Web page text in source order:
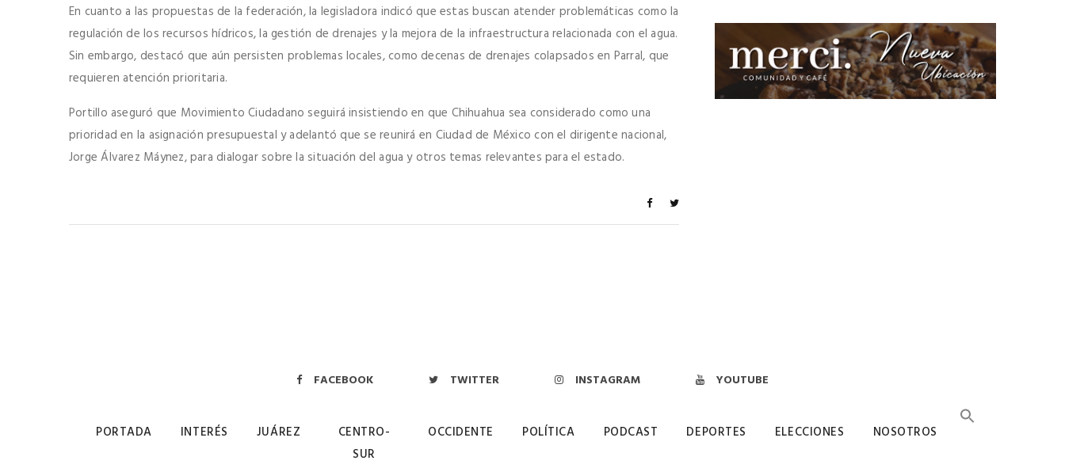
En cuanto a las propuestas de la federación, la legisladora indicó que estas buscan atender problemáticas como la
regulación de los recursos hídricos, la gestión de drenajes y la mejora de la infraestructura relacionada con el agua.
Sin embargo, destacó que aún persisten problemas locales, como decenas de drenajes colapsados en Parral, que
requieren atención prioritaria.
Portillo aseguró que Movimiento Ciudadano seguirá insistiendo en que Chihuahua sea considerado como una
prioridad en la asignación presupuestal y adelantó que se reunirá en Ciudad de México con el dirigente nacional,
Jorge Álvarez Máynez, para dialogar sobre la situación del agua y otros temas relevantes para el estado.
FACEBOOK TWITTER INSTAGRAM YOUTUBE
PORTADA INTERÉS JUÁREZ
CENTRO-
SUR
OCCIDENTE POLÍTICA PODCAST DEPORTES ELECCIONES NOSOTROS